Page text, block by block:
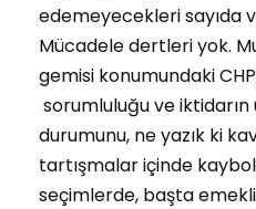
edemeyecekleri sayıda
Mücadele dertleri yok.
gemisi konumundaki
sorumluluğu ve
durumunu, ne yazık ki
tartışmalar içinde
seçimlerde, başta